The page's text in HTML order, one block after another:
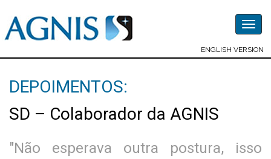
ENGLISH VERSION
DEPOIMENTOS:
SD – Colaborador da AGNIS
"Não esperava outra postura, isso